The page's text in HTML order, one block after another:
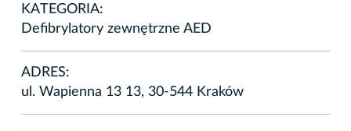
KATEGORIA:
Defibrylatory zewnętrzne AED
ADRES:
ul. Wapienna 13 13, 30-544 Kraków